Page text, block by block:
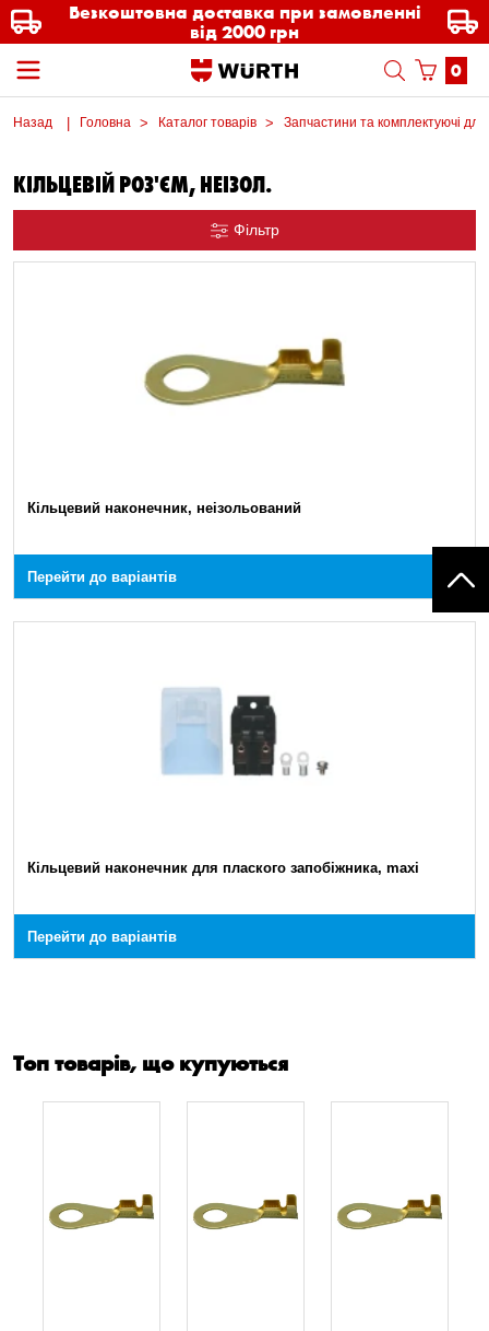
Безкоштовна доставка при замовленні
від 2000 грн
0
Назад Головна Каталог товарів Запчастини та комплектуючі для
КІЛЬЦЕВІЙ РОЗ'ЄМ, НЕІЗОЛ.
Фільтр
Кільцевий наконечник, неізольований
Перейти до варіантів
Кільцевий наконечник для плаского запобіжника, maxi
Перейти до варіантів
Топ товарів, що купуються